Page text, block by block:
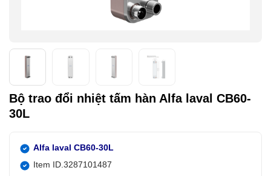
Bộ trao đổi nhiệt tấm hàn Alfa laval CB60-
30L
Alfa laval CB60-30L
Item ID.3287101487